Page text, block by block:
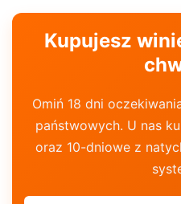
Kupujesz
Omiń 18 dni
państwowych. U nas
oraz 10-dniowe z